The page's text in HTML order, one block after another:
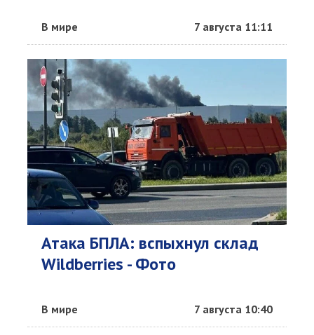
В мире 7 августа 11:11
Атака БПЛА: вспыхнул склад
Wildberries - Фото
В мире 7 августа 10:40